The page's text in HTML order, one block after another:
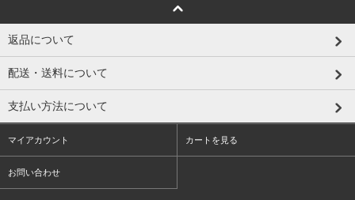
返品について
配送・送料について
支払い方法について
マイアカウント カートを見る
お問い合わせ